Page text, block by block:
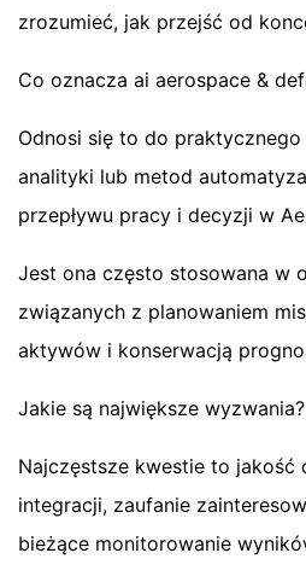
zrozumieć, jak przejść od
Co oznacza ai aerospace &
Odnosi się to do
analityki lub metod
przepływu pracy i decyzji w
Jest ona często stosowana w
związanych z planowaniem
aktywów i konserwacją
Jakie są największe wyzwania?
Najczęstsze kwestie to jakość
integracji, zaufanie
bieżące monitorowanie